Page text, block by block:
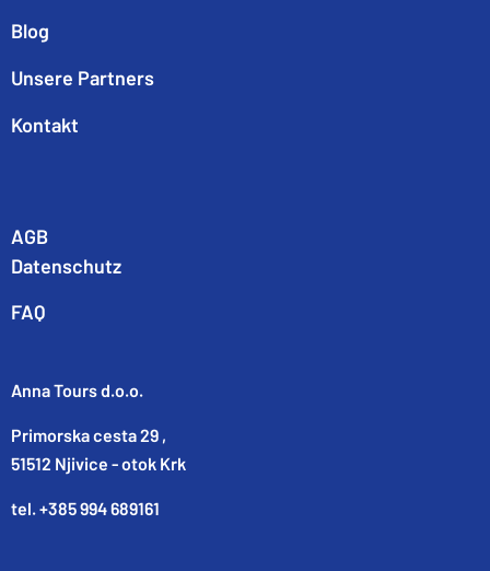
Blog
Unsere Partners
Kontakt
AGB
Datenschutz
FAQ
Anna Tours d.o.o.
Primorska cesta 29 ,
51512 Njivice - otok Krk
tel. +385 994 689161